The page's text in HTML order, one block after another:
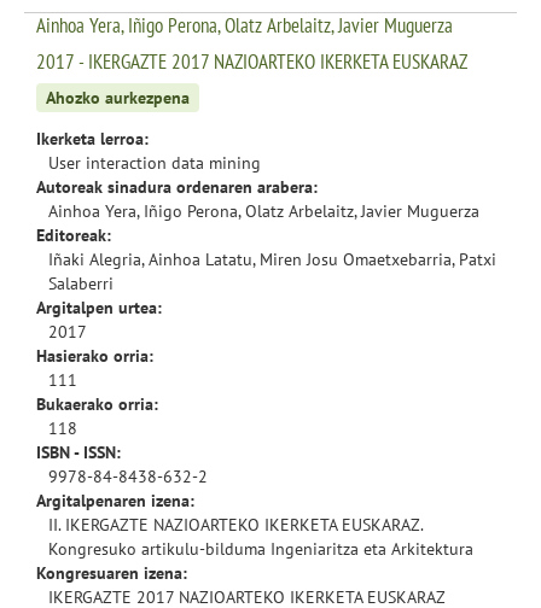
Ainhoa Yera, Iñigo Perona, Olatz Arbelaitz, Javier Muguerza
2017 - IKERGAZTE 2017 NAZIOARTEKO IKERKETA EUSKARAZ
Ahozko aurkezpena
Ikerketa lerroa:
User interaction data mining
Autoreak sinadura ordenaren arabera:
Ainhoa Yera, Iñigo Perona, Olatz Arbelaitz, Javier Muguerza
Editoreak:
Iñaki Alegria, Ainhoa Latatu, Miren Josu Omaetxebarria, Patxi
Salaberri
Argitalpen urtea:
2017
Hasierako orria:
111
Bukaerako orria:
118
ISBN - ISSN:
9978-84-8438-632-2
Argitalpenaren izena:
II. IKERGAZTE NAZIOARTEKO IKERKETA EUSKARAZ.
Kongresuko artikulu-bilduma Ingeniaritza eta Arkitektura
Kongresuaren izena:
IKERGAZTE 2017 NAZIOARTEKO IKERKETA EUSKARAZ